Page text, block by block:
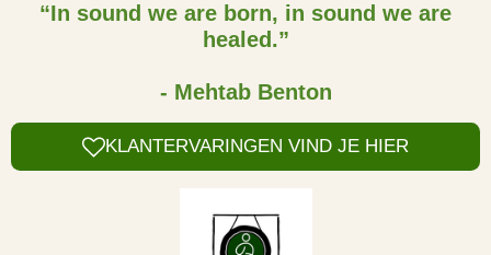
“In sound we are born, in sound we are
healed.”
- Mehtab Benton
KLANTERVARINGEN VIND JE HIER